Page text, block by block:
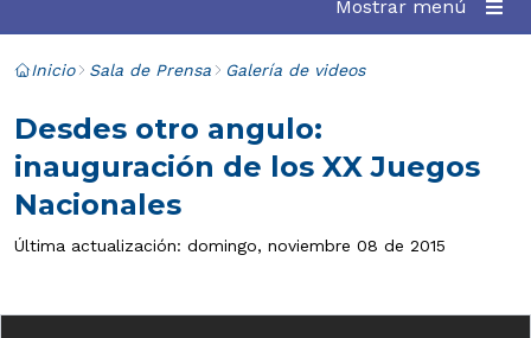
Mostrar menú
Inicio Sala de Prensa Galería de videos
Desdes otro angulo:
inauguración de los XX Juegos
Nacionales
Última actualización: domingo, noviembre 08 de 2015